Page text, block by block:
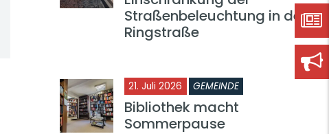
Straßenbeleuchtung in der
Ringstraße
21. Juli 2026 GEMEINDE
Bibliothek macht
Sommerpause